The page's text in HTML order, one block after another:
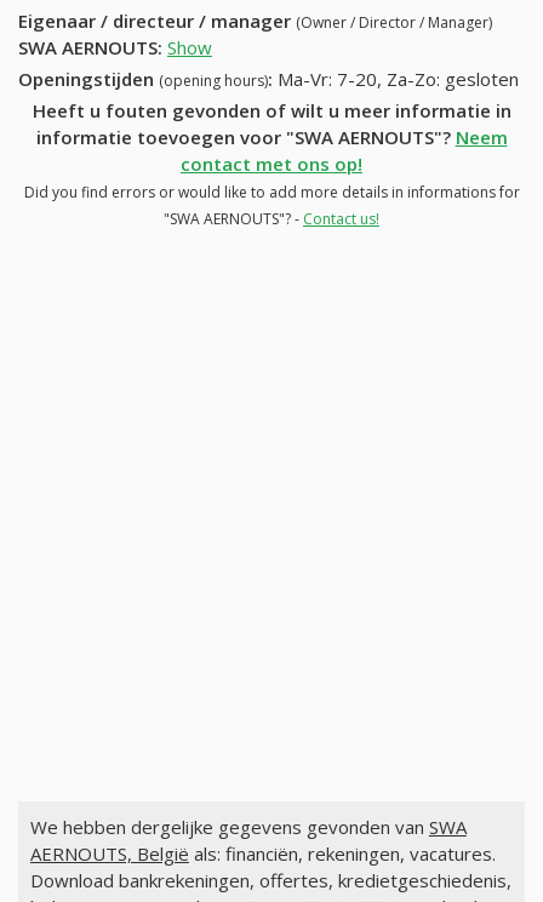
Eigenaar / directeur / manager (Owner / Director / Manager)
SWA AERNOUTS: Show
Openingstijden (opening hours): Ma-Vr: 7-20, Za-Zo: gesloten
Heeft u fouten gevonden of wilt u meer informatie in
informatie toevoegen voor "SWA AERNOUTS"? Neem
contact met ons op!
Did you find errors or would like to add more details in informations for
"SWA AERNOUTS"? - Contact us!
We hebben dergelijke gegevens gevonden van SWA
AERNOUTS, België als: financiën, rekeningen, vacatures.
Download bankrekeningen, offertes, kredietgeschiedenis,